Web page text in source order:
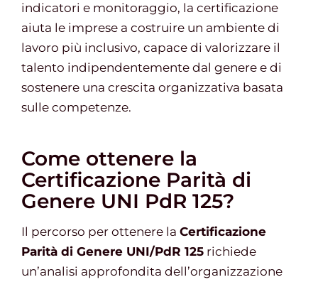
indicatori e monitoraggio, la certificazione
aiuta le imprese a costruire un ambiente di
lavoro più inclusivo, capace di valorizzare il
talento indipendentemente dal genere e di
sostenere una crescita organizzativa basata
sulle competenze.
Come ottenere la
Certificazione Parità di
Genere UNI PdR 125?
Il percorso per ottenere la Certificazione
Parità di Genere UNI/PdR 125 richiede
un’analisi approfondita dell’organizzazione